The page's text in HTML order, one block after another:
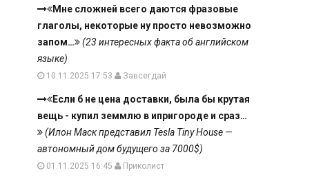
Мне сложней всего даются фразовые
глаголы, некоторые ну просто невозможно
запом…
(23 интересных факта об английском
языке)
10.11.2025 17:53 Завсегдай
Если б не цена доставки, была бы крутая
вещь - купил земмлю в ипригороде и сраз…
(Илон Маск представил Tesla Tiny House —
автономный дом будущего за 7000$)
01.11.2025 16:45 Приколист